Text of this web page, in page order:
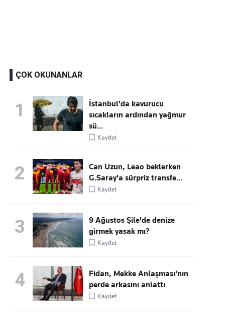
ÇOK OKUNANLAR
1
İstanbul'da kavurucu
sıcakların ardından yağmur
sü...
Kaydet
2
Can Uzun, Leao beklerken
G.Saray'a sürpriz transfe...
Kaydet
3
9 Ağustos Şile'de denize
girmek yasak mı?
Kaydet
4
Fidan, Mekke Anlaşması'nın
perde arkasını anlattı
Kaydet